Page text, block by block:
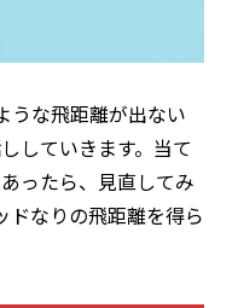
うな飛距離が出ない
していきます。当て
ったら、見直してみ
ドなりの飛距離を得ら